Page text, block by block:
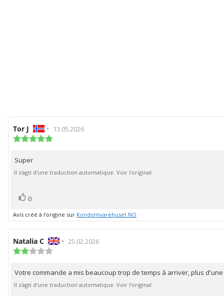
Auteur
de
Tor J • Date
13.05.2026
5.0
étoiles
Texte
de
Super
Il s'agit d'une traduction automatique. Voir l'original.
Vote
positif
0
Avis créé à l'origine sur Kondomvarehuset NO
Auteur
de
Natalia C • Date
25.02.2026
:
2.0
étoiles
Texte
de
Votre commande a mis beaucoup trop de temps à arriver, plus
Il s'agit d'une traduction automatique. Voir l'original.